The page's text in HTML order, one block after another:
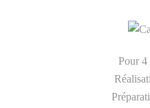
Pour 4